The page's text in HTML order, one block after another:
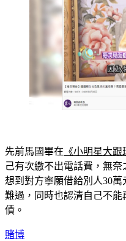
先前馬國畢在 《小明星大跟
己有次繳不出電話費，無
想到對方寧願借給別人30
難過，同時也認清自己不
債。
賭博